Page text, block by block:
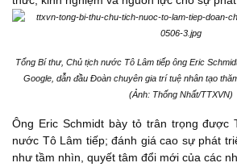
Tổng Bí thư, Chủ tịch nước Tô Lâm tiếp ông Eric
Google, dẫn đầu Đoàn chuyên gia trí tuệ nhân tạo
(Ảnh: Thống Nhất/TTXVN)
Ông Eric Schmidt bày tỏ trân trọng được
nước Tô Lâm tiếp; đánh giá cao sự phát
như tầm nhìn, quyết tâm đổi mới của các